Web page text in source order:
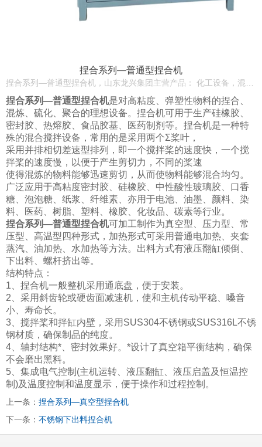
捏合系列—普通型捏合机
捏合系列—普通型捏合机，山东龙兴集团主营产品： 化工设备，混合机，捏合机，导热油炉，反应釜，砂磨机，研磨机，分散机，球磨机，胶体磨，三辊机，乳化机，化工成套设备，压力容器
捏合系列—普通型捏合机是对高粘度、弹塑性物料的捏合、
混炼、硫化、聚合的理想设备。捏合机可用于生产硅橡胶、
密封胶、热熔胶、食品胶基、医药制剂等。捏合机是一种特
殊的混合搅拌设备，常用的是采用两个Σ桨叶，
采用并排相切差速型排列，即一个搅拌桨的速度快，一个搅
拌桨的速度慢，以便于产生剪切力，不同的桨速
使得混炼的物料能够迅速剪切，从而使物料能够混合均匀。
广泛应用于高粘度密封胶、硅橡胶、中性酸性玻璃胶、口香
糖、泡泡糖、纸浆、纤维素、亦用于电池、油墨、颜料 、染
料、医药、树脂、塑料、橡胶、化妆品、碳素等行业。
捏合系列—普通型捏合机可加工制作为真空型、压力型、常
压型、高温型四种形式，加热形式可采用普通电加热、 夹套
蒸汽、油加热、水加热等方法。出料方式有液压翻缸倾倒、
下出料、螺杆挤出等。
结构特点：
1、捏合机一般整机采用通底盘，便于安装。
2、采用斜齿轮或硬齿面减速机，使和主机传动平稳、嗓音
小、寿命长。
3、搅拌桨和拌缸内壁，采用SUS304不锈钢或SUS316L不锈
钢材质，确保制品的纯度。
4、轴封结构*、密封效果好。*设计了真空箱平衡结构，确保
不会磨出黑料。
5、集成电气控制(主机运转、液压翻缸、液压启盖及恒温控
制)及温度控制和温度显示，便于操作和过程控制。
上一条： 捏合系列—真空型捏合机
下一条： 不锈钢下出料捏合机